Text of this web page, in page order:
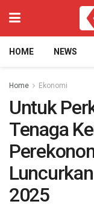
HOME NEWS
Home Ekonomi
Untuk
Tenaga
2025